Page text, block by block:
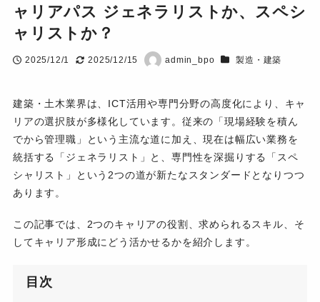
ャリアパス ジェネラリストか、スペシ
ャリストか？
投稿日
2025/12/1
更新日
2025/12/15
著
admin_bpo カテゴリー
製造・建築
建築・土木業界は、ICT活用や専門分野の高度化により、キャ
リアの選択肢が多様化しています。従来の「現場経験を積ん
でから管理職」という主流な道に加え、現在は幅広い業務を
統括する「ジェネラリスト」と、専門性を深掘りする「スペ
シャリスト」という2つの道が新たなスタンダードとなりつつ
あります。
この記事では、2つのキャリアの役割、求められるスキル、そ
してキャリア形成にどう活かせるかを紹介します。
目次